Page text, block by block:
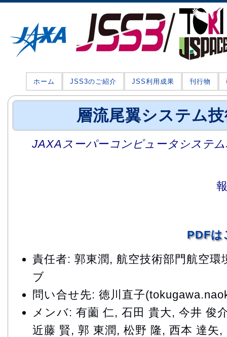
ホーム JSS3のご紹介 JSS利用成果 刊行物
層流尾翼システム
JAXAスーパーコンピュータシステ
PDFは
責任者: 郭東潤, 航空技術部門航空
ブ
問い合せ先: 徳川直子
メンバ: 有薗 仁, 石田 貴大, 今井 俊
近藤 賢, 郭 東潤, 松野 隆, 西本 達矢